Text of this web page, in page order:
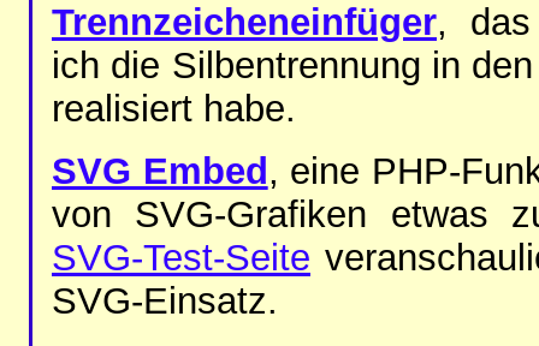
Trenn­zei­chen­ein­fü­ger, das
ich die Sil­ben­tren­nung in
rea­li­siert ha­be.
SVG Em­bed, ei­ne PHP-​
von SVG-​Gra­fi­ken et­was
SVG-​Test-​Sei­te
SVG-​Ein­satz.